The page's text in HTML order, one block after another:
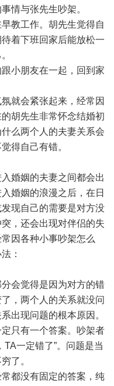
情与张先生吵架。
教工作。胡先生觉得自
着下班回家后能放松一
小朋友在一起，回到家
就会紧张起来，经常因
胡先生非常怀念结婚初
么两个人的夫妻关系会
得自己有错。
婚姻的夫妻之间都会出
婚姻的浪漫之后，在日
现自己的需要是对方没
，还会出现对伴侣的失
因各种小事吵架怎么
：
会觉得是因为对方的错
，两个人的关系就没问
出现问题的根本原因。
只有一个答案。吵架者
一定错了”。问题是当
了。
都没有固定的答案，纯